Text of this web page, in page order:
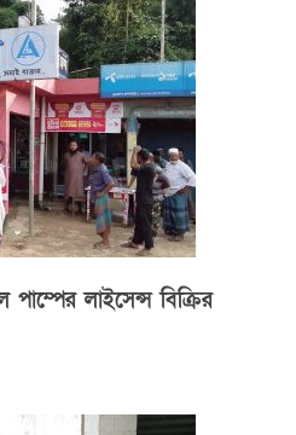
পাম্পের লাইসেন্স বিক্রির